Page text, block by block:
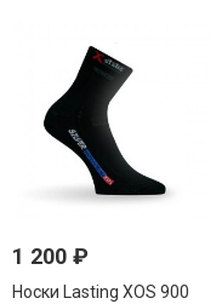
1 200 ₽
Носки Lasting XOS 900